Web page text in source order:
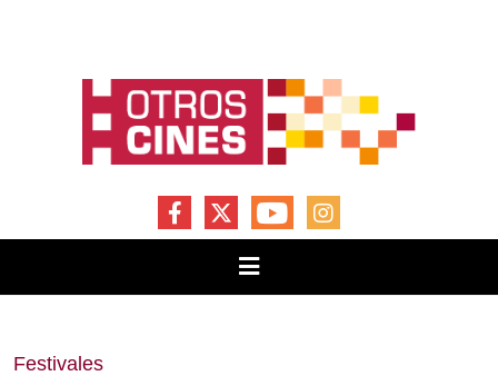
FACEBOOKYOUTUBEINSTAGRAM
Festivales